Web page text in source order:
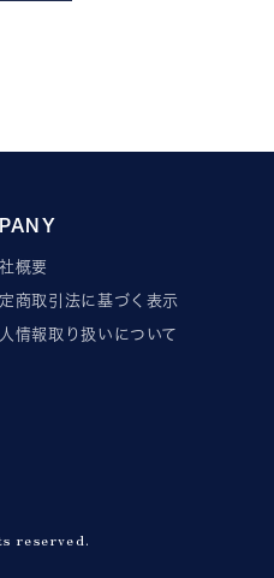
概要
商取引法に基づく表示
情報取り扱いについて
reserved.